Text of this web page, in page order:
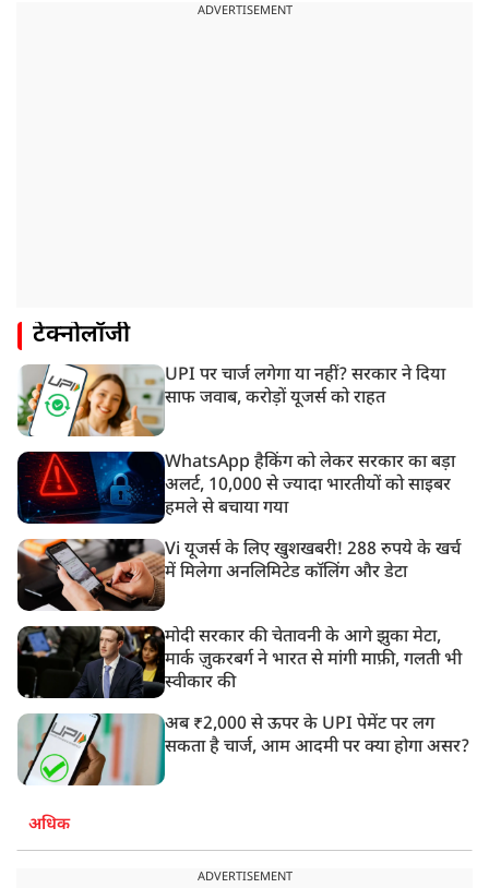
ADVERTISEMENT
टेक्नोलॉजी
UPI पर चार्ज लगेगा या नहीं? सरकार ने दिया
साफ जवाब, करोड़ों यूजर्स को राहत
WhatsApp हैकिंग को लेकर सरकार का बड़ा
अलर्ट, 10,000 से ज्यादा भारतीयों को साइबर
हमले से बचाया गया
Vi यूजर्स के लिए खुशखबरी! 288 रुपये के खर्च
में मिलेगा अनलिमिटेड कॉलिंग और डेटा
मोदी सरकार की चेतावनी के आगे झुका मेटा,
मार्क ज़ुकरबर्ग ने भारत से मांगी माफ़ी, गलती भी
स्वीकार की
अब ₹2,000 से ऊपर के UPI पेमेंट पर लग
सकता है चार्ज, आम आदमी पर क्या होगा असर?
अधिक
ADVERTISEMENT